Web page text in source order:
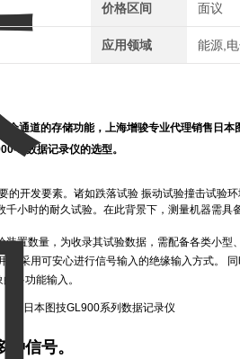
价格区间 面议
应用领域 能源,
个通道的存储功能，上海增骏专业代理销售日本
8 数据记录仪的选型。
的开发要素。诸如跌落试验 振动试验撞击试验
小时的耐久试验。在此背景下，测量机器需具
置数量，为收录其试验数据，需配备各类小型
，采用可安心进行信号输入的绝缘输入方式。
多功能输入。
信号。